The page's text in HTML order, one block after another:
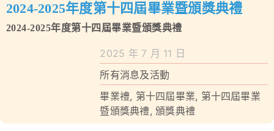
學校特色
聯絡我們
2024-2025年度第十四屆畢業暨頒獎典禮
2024-2025年度第十四屆畢業暨頒獎典禮
2025 年 7 月 11 日
所有消息及活動
畢業禮, 第十四屆畢業, 第十四屆畢業
暨頒獎典禮,頒獎典禮